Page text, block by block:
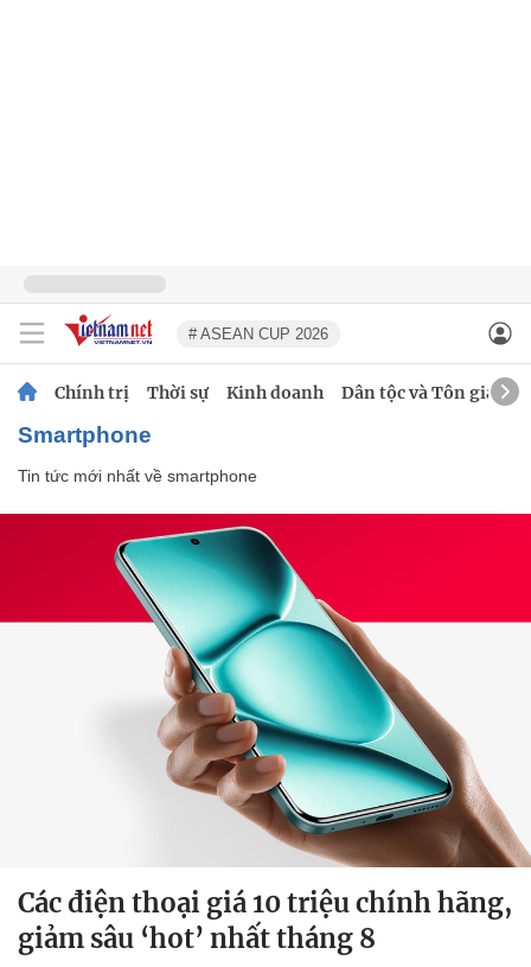
# ASEAN CUP 2026
Chính trị Thời sự Kinh doanh Dân tộc và Tôn giáo
smartphone
Tin tức mới nhất về smartphone
Các điện thoại giá 10 triệu chính hãng,
giảm sâu ‘hot’ nhất tháng 8